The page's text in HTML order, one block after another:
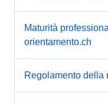
Maturità
orientamento.ch
Regolamento della